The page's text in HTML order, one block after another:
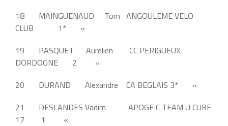
18 MAINGUENAUD Tom ANGOULEME VELO
CLUB 1* «
19 PASQUET Aurelien CC PERIGUEUX
DORDOGNE 2 «
20 DURAND Alexandre CA BEGLAIS 3* «
21 DESLANDES Vadim APOGE C TEAM U CUBE
17 1 «